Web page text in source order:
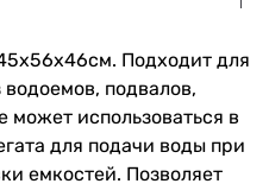
Подходит для
подвалов,
может использоваться в
для подачи воды при
емкостей. Позволяет